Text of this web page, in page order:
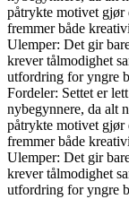
påtrykte motivet gjør
fremmer både
Ulemper: Det gir
krever tålmodighet
utfordring for yngre
Fordeler: Settet er
nybegynnere, da alt
påtrykte motivet gjør
fremmer både
Ulemper: Det gir
krever tålmodighet
utfordring for yngre